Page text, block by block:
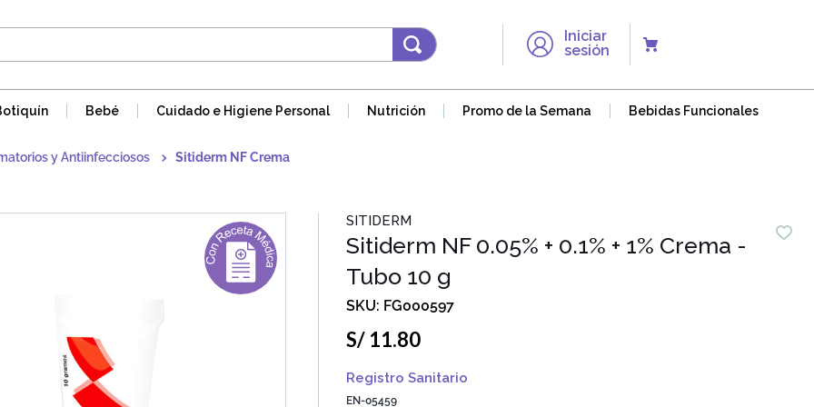
Iniciar
sesión
Bebé Cuidado e Higiene Personal Nutrición Promo de la Semana Bebidas Funcionales
y Antiinfecciosos Sitiderm NF Crema
SITIDERM
Sitiderm NF 0.05% + 0.1% + 1% Crema -
Tubo 10 g
FG000597
S/ 11.80
Registro Sanitario
EN-05459